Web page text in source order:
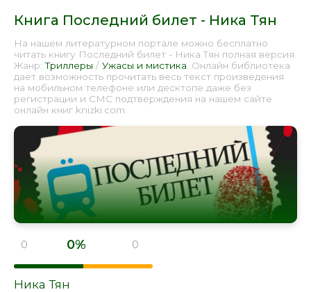
Книга Последний билет - Ника Тян
На нашем литературном портале можно бесплатно
читать книгу Последний билет - Ника Тян полная версия.
Жанр:Триллеры / Ужасы и мистика . Онлайн библиотека
дает возможность прочитать весь текст произведения
на мобильном телефоне или десктопе даже без
регистрации и СМС подтверждения на нашем сайте
онлайн книг knizki.com.
0 0% 0
Ника Тян